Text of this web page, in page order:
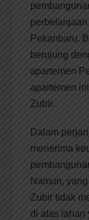
Pekanbaru.
berujung
apartemen
apartemen
Zubir.
Dalam
menerima
Namun,
Zubir tidak
di atas lahan